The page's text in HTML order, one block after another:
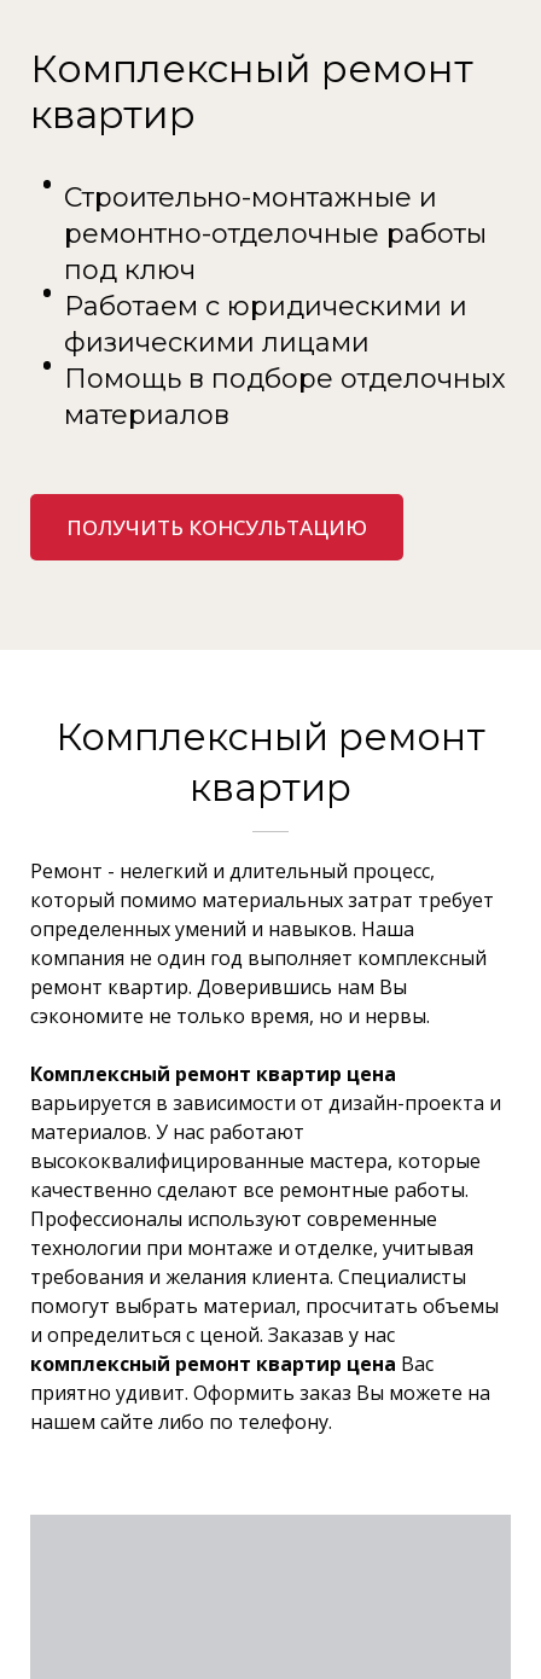
Комплексный ремонт
квартир
Строительно-монтажные и
ремонтно-отделочные работы
под ключ
Работаем с юридическими и
физическими лицами
Помощь в подборе отделочных
материалов
ПОЛУЧИТЬ КОНСУЛЬТАЦИЮ
Комплексный ремонт
квартир
Ремонт - нелегкий и длительный процесс,
который помимо материальных затрат требует
определенных умений и навыков. Наша
компания не один год выполняет комплексный
ремонт квартир. Доверившись нам Вы
сэкономите не только время, но и нервы.
Комплексный ремонт квартир цена
варьируется в зависимости от дизайн-проекта и
материалов. У нас работают
высококвалифицированные мастера, которые
качественно сделают все ремонтные работы.
Профессионалы используют современные
технологии при монтаже и отделке, учитывая
требования и желания клиента. Специалисты
помогут выбрать материал, просчитать объемы
и определиться с ценой. Заказав у нас
комплексный ремонт квартир цена Вас
приятно удивит. Оформить заказ Вы можете на
нашем сайте либо по телефону.